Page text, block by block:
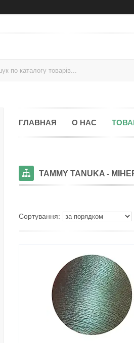
ГЛАВНАЯ О НАС
TAMMY TANUKA -